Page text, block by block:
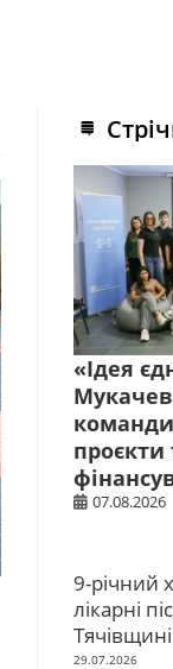
«Ідея
проєкти
07.08.2026
9-річний
лікарні
Тячівщині
29.07.2026